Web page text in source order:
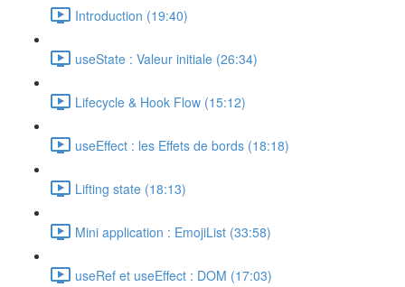
Introduction (19:40)
useState : Valeur initiale (26:34)
Lifecycle & Hook Flow (15:12)
useEffect : les Effets de bords (18:18)
Lifting state (18:13)
Mini application : EmojiList (33:58)
useRef et useEffect : DOM (17:03)